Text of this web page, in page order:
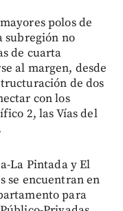
polos de
subregión no
de cuarta
al margen, desde
de dos
con los
2, las Vías del
La Pintada y El
se encuentran en
para